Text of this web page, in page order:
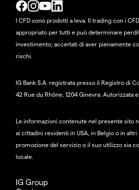
I CFD sono prodotti a leva. Il trading con i
appropriato per tutti e può determinare
investimento; accertati di aver pienamente
rischi.
IG Bank S.A. registrata presso il Registro di
42 Rue du Rhône, 1204 Ginevra. Autorizzata
Le informazioni contenute nel presente sito
ai cittadini residenti in USA, in Belgio o in altri
promozione del servizio o il suo utilizzo sia
locale.
IG Group